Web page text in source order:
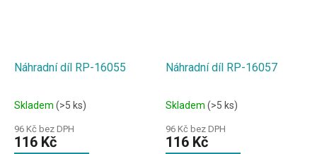
Náhradní díl RP-16055
Skladem (>5 ks)
96 Kč bez DPH
116 Kč
Náhradní díl RP-16057
Skladem (>5 ks)
96 Kč bez DPH
116 Kč